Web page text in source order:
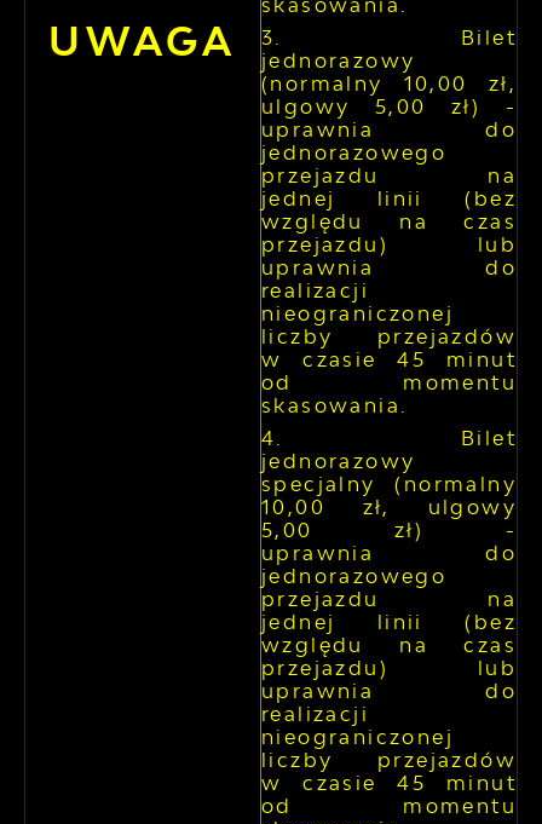
UWAGA
skasowania.
Bilet
jednorazowy
(normalny 10,00 zł,
ulgowy 5,00 zł) -
uprawnia do
jednorazowego
przejazdu na
jednej linii (bez
względu na czas
przejazdu) lub
uprawnia do
realizacji
nieograniczonej
liczby przejazdów
w czasie 45 minut
od momentu
skasowania.
Bilet
jednorazowy
specjalny (normalny
10,00 zł, ulgowy
5,00 zł) -
uprawnia do
jednorazowego
przejazdu na
jednej linii (bez
względu na czas
przejazdu) lub
uprawnia do
realizacji
nieograniczonej
liczby przejazdów
w czasie 45 minut
od momentu